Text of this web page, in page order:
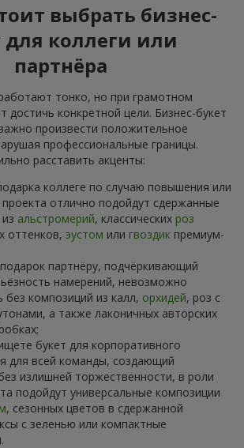
выбрать бизнес-
для коллеги или
партнёра
тонко, но при грамотном
достичь конкретной цели. Бизнес-букет
произвести положительное
профессиональные границы.
расставить акценты:
коллеге по случаю повышения или
отлично подойдут сдержанные
альстромерий, классических роз
оттенков, эустом или гвоздик премиум-
партнёру, подчёркивающий
намерений, невозможно
без композиций из калл, орхидей, роз с
а также лаконичных авторских
букет для корпоративного
для всей команды, создающий
излишней торжественности, в роли
подойдут универсальные композиции
, сезонных цветов в сдержанной
с зеленью или компактные